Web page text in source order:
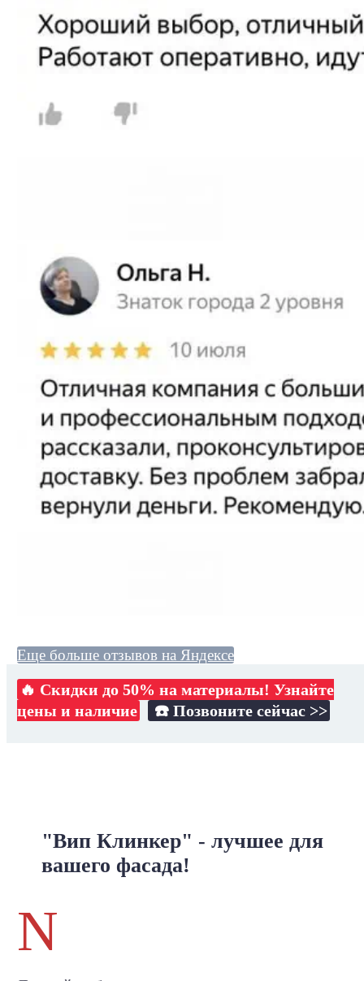
Еще больше отзывов на Яндексе
🔥 Скидки до 50% на материалы! Узнайте
цены и наличие
☎️ Позвоните сейчас >>
"Вип Клинкер" - лучшее для
вашего фасада!
N